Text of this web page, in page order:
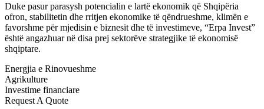
Duke pasur parasysh potencialin e lartë ekonomik që Shqipëria
ofron, stabilitetin dhe rritjen ekonomike të qëndrueshme, klimën e
favorshme për mjedisin e biznesit dhe të investimeve, “Erpa Invest”
është angazhuar në disa prej sektorëve strategjike të ekonomisë
shqiptare.
Energjia e Rinovueshme
Agrikulture
Investime financiare
Request A Quote